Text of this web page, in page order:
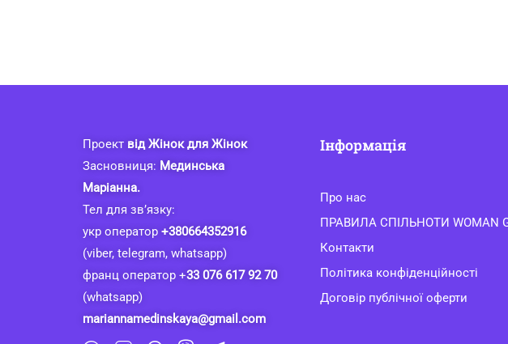
Проект від Жінок для Жінок
Засновниця: Мединська
Маріанна.
Тел для зв’язку:
укр оператор +380664352916
(viber, telegram, whatsapp)
франц оператор +33 076 617 92 70
(whatsapp)
mariannamedinskaya@gmail.com
Інформація
Про нас
ПРАВИЛА СПІЛЬНОТИ WOMAN
Контакти
Політика конфіденційності
Договір публічної оферти